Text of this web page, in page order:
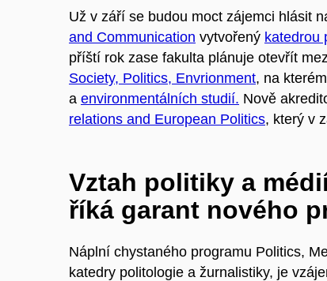
Už v září se budou moct zájemci hlásit
and Communication vytvořený katedrou
příští rok zase fakulta plánuje otevřít
Society, Politics, Envrionment, na
a environmentálních studií. Nově
relations and European Politics, který v
Vztah politiky a
říká garant nového
Náplní chystaného programu Politics,
katedry politologie a žurnalistiky, je